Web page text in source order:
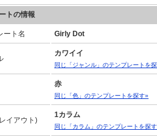
トの情報
ート名 Girly Dot
カワイイ
同じ「ジャンル」のテンプレートを
赤
同じ「色」のテンプレートを探す»
イアウト)
1カラム
同じ「カラム」のテンプレートを探